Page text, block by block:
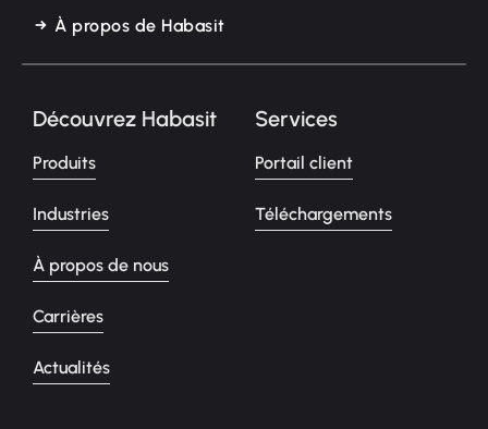
À propos de Habasit
Découvrez Habasit
Produits
Industries
À propos de nous
Carrières
Actualités
Services
Portail client
Téléchargements